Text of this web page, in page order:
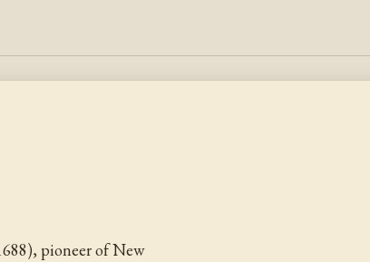
pioneer of New